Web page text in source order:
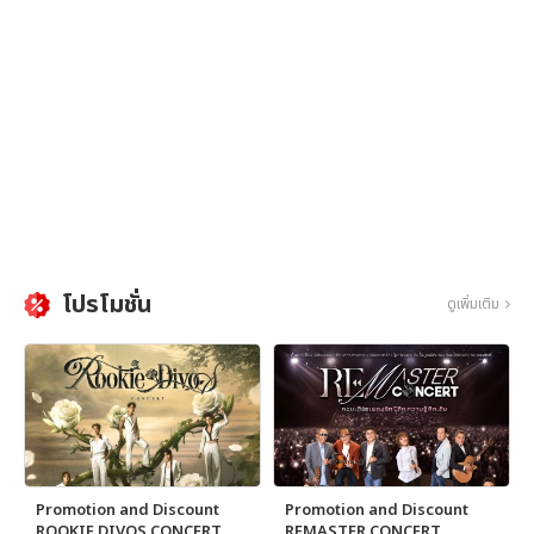
โปรโมชั่น ดูเพิ่มเติม
Promotion and Discount
Promotion and Discount